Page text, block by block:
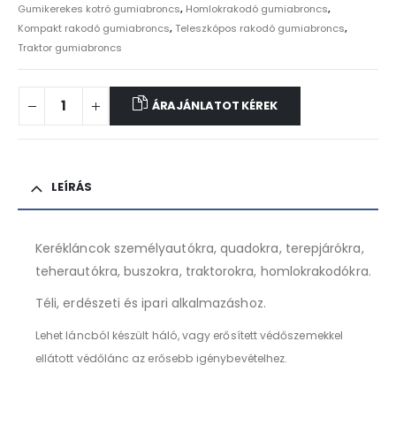
Gumikerekes kotró gumiabroncs, Homlokrakodó gumiabroncs,
Kompakt rakodó gumiabroncs,Teleszkópos rakodó gumiabroncs,
Traktor gumiabroncs
ÁRAJÁNLATOT KÉREK
LEÍRÁS
Kerékláncok személyautókra, quadokra, terepjárókra,
teherautókra, buszokra, traktorokra, homlokrakodókra.
Téli, erdészeti és ipari alkalmazáshoz.
Lehet láncból készült háló, vagy erősített védőszemekkel
ellátott védőlánc az erősebb igénybevételhez.